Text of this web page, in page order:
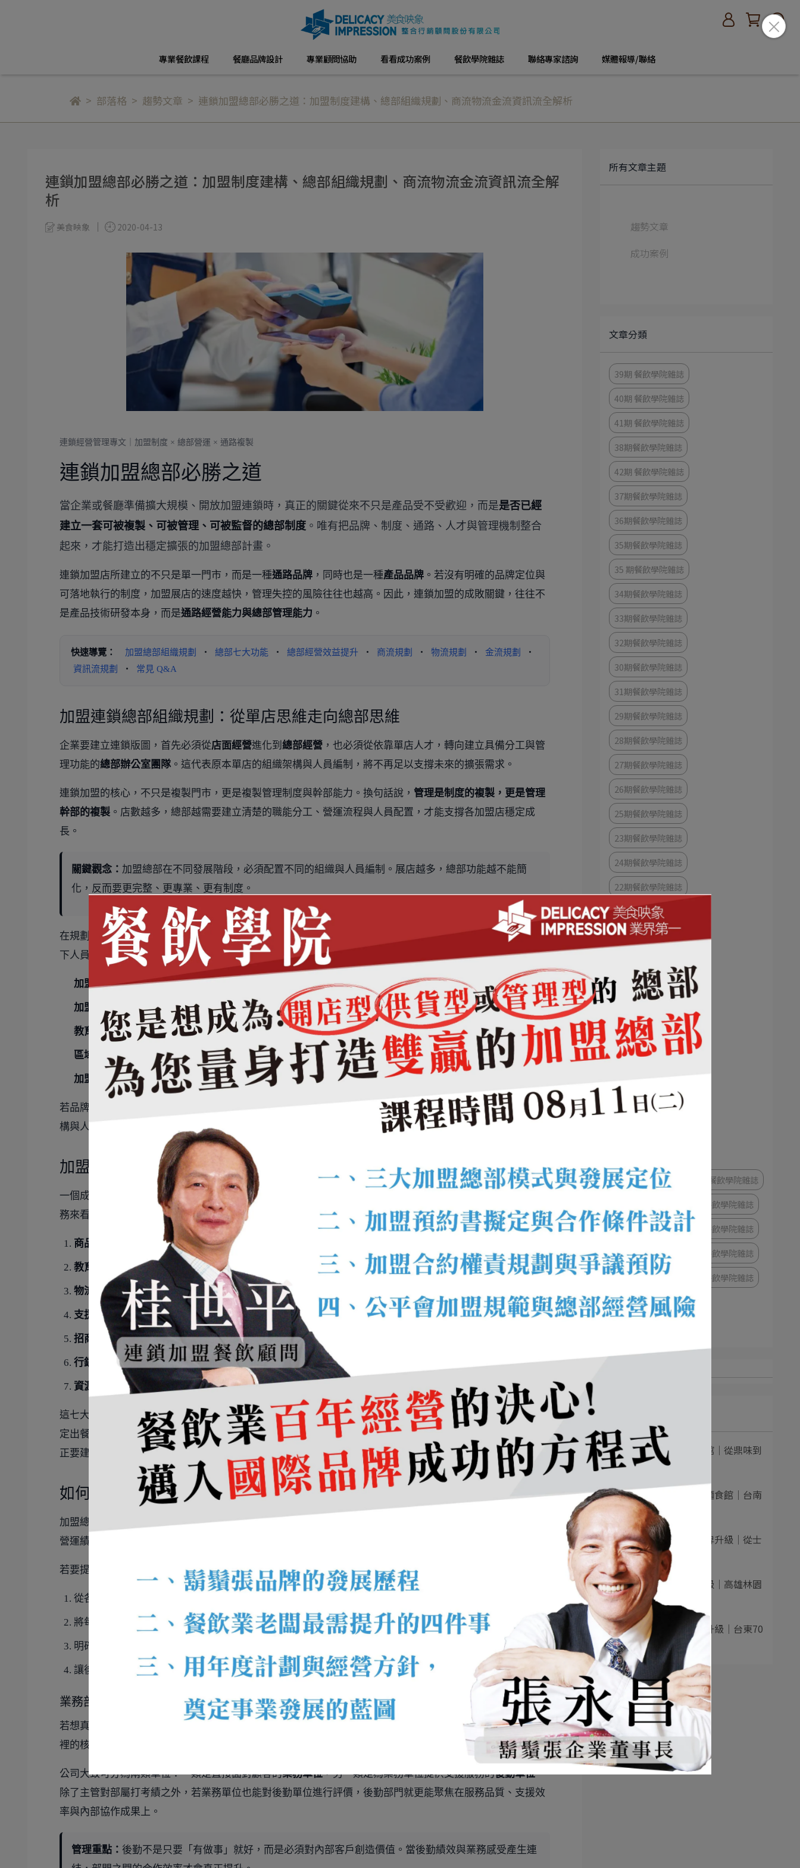
專業餐飲課程 餐廳品牌設計 專業顧問協助 看看成功案例 餐飲學院雜誌 聯絡專家諮詢 媒體報導/聯絡
部落格 趨勢文章 連鎖加盟總部必勝之道：加盟制度建構、總部組織規劃、商流物流金流資訊流全解析
連鎖加盟總部必勝之道：加盟制度建構、總部組織規劃、商流物流金流資訊流全解
析
美食映象 2020-04-13
連鎖經營管理專文｜加盟制度 × 總部營運 × 通路複製
連鎖加盟總部必勝之道
當企業或餐廳準備擴大規模、開放加盟連鎖時，真正的關鍵從來不只是產品受不受歡迎，而是是否已經
建立一套可被複製、可被管理、可被監督的總部制度 。唯有把品牌、制度、通路、人才與管理機制整合
起來，才能打造出穩定擴張的加盟總部計畫。
連鎖加盟店所建立的不只是單一門市，而是一種通路品牌 ，同時也是一種產品品牌 。若沒有明確的品牌定位與
可落地執行的制度，加盟展店的速度越快，管理失控的風險往往也越高。因此，連鎖加盟的成敗關鍵，往往不
是產品技術研發本身，而是通路經營能力與總部管理能力 。
快速導覽： 加盟總部組織規劃 ・ 總部七大功能 ・ 總部經營效益提升 ・ 商流規劃 ・ 物流規劃 ・ 金流規劃
・
資訊流規劃
・ 常見 Q&A
加盟連鎖總部組織規劃：從單店思維走向總部思維
企業要建立連鎖版圖，首先必須從店面經營進化到 總部經營 ，也必須從依靠單店人才，轉向建立具備分工與管
理功能的總部辦公室團隊 。這代表原本單店的組織架構與人員編制，將不再足以支撐未來的擴張需求。
連鎖加盟的核心，不只是複製門市，更是複製管理制度與幹部能力。換句話說， 管理是制度的複製，更是管理
幹部的複製 。店數越多，總部越需要建立清楚的職能分工、營運流程與人員配置，才能支撐各加盟店穩定成
長。
關鍵觀念： 加盟總部在不同發展階段，必須配置不同的組織與人員編制。展店越多，總部功能越不能簡
化，反而要更完整、更專業、更有制度。
在規劃總部組織架構及專業團隊時，應依據年度展店計畫，推估所需的人才培育數量與部門擴充幅度。尤其以
下人員配置，往往是加盟總部穩定運作的基礎：
加盟管理人員：負責加盟制度執行、加盟店關係維護與政策落地。
加盟業務招商人員：負責加盟招募、洽談、說明會與簽約前評估。
教育訓練人員 ：建立課程、訓練流程與加盟店人才培育機制。
區域督導輔導人員 ：負責加盟店營運督導、問題排除與績效改善。
加盟店開幕支援人員：協助新店開幕前後的實務執行與現場支援。
若品牌已進入跨區經營階段，更要開始思考
的規劃，包括設置數量、設置地點、組織架
構與人員編制，藉此提升跨區域加盟管理效率與支援速度。
加盟總部七大功能：打造可複製的連鎖系統
一個成熟的加盟總部，不應只是行政窗口，而應同時具備多項關鍵功能，才能讓加盟體系真正穩定運作。依實
務來看，加盟總部通常需涵蓋以下七大功能：
商品開發 ：負責商品策略、更新規劃與品牌競爭力維持。
教育訓練 ：建立標準作業訓練流程，確保加盟店執行一致性。
物流配送 ：負責原物料、設備與營運物資的穩定供應。
支援輔導 ：協助加盟店在營運、管理、活動與現場問題上的改善。
招商推廣 ：建立加盟開發流程，持續擴張品牌版圖。
行銷宣傳 ：整合品牌活動、門市曝光與消費者溝通策略。
資源整合 ：整合供應商、系統商、顧問與各項外部合作資源。
這七大功能彼此之間並非獨立存在，而是環環相扣。舉例來說，商品開發若沒有物流配送配合，加盟店很難穩
定出餐；招商推廣若沒有教育訓練與支援輔導支撐，加盟店很容易在開店後出現落差。因此，連鎖加盟總部真
正要建立的是一套 跨部門整合、可長期複製 的營運系統。
如何提升加盟總部經營效益：部門不是成本，而是利潤中心
加盟總部若要提升經營效益，不能只停留在部門分工，而是要進一步統合各部門戰力，讓每個部門都能為整體
營運績效負責。這種思維能幫助總部從「支援型組織」升級為「經營型組織」。
若要提升總部營運效益，可從以下幾個方向著手：
從各部門的營運績效著手，建立量化檢視標準。
將每個部門都視為 獨立的利潤中心，而非純粹支出單位。
明確計算每個部門的收入、貢獻與成本結構。
讓後勤部門擁有明確的公司內部客戶，提升支援品質與服務意識。
業務部門可以對後勤單位打考績
若想真正提升各部門的經營績效，員工考績就不應只由直屬主管評定，而應納入公司其他單位的評價機制。這
裡的核心概念就是
公司大致可分為兩類單位：一類是直接面對顧客的業務單位，另一類是為業務單位提供支援服務的後勤單位。
除了主管對部屬打考績之外，若業務單位也能對後勤單位進行評價，後勤部門就更能聚焦在服務品質、支援效
率與內部協作成果上。
管理重點： 後勤不是只要「有做事」就好，而是必須對內部客戶創造價值。當後勤績效與業務感受產生連
所有文章主題
趨勢文章
成功案例
文章分類
39期 餐飲學院雜誌
40期 餐飲學院雜誌
41期 餐飲學院雜誌
38期餐飲學院雜誌
42期 餐飲學院雜誌
37期餐飲學院雜誌
36期餐飲學院雜誌
35期餐飲學院雜誌
35 期餐飲學院雜誌
34期餐飲學院雜誌
33期餐飲學院雜誌
32期餐飲學院雜誌
30期餐飲學院雜誌
31期餐飲學院雜誌
29期餐飲學院雜誌
28期餐飲學院雜誌
27期餐飲學院雜誌
26期餐飲學院雜誌
25期餐飲學院雜誌
23期餐飲學院雜誌
24期餐飲學院雜誌
22期餐飲學院雜誌
21期餐飲學院雜誌
20期餐飲學院雜誌
18 期餐飲學院雜誌
16期餐飲學院雜誌
15期餐飲學院雜誌
13期餐飲學院雜誌
10期餐飲學院雜誌
9期餐飲學院雜誌
7期餐飲學院雜誌
6期餐飲學院雜誌
5期餐飲學院雜誌
4期餐飲學院雜誌
3期餐飲學院雜誌
2期餐飲學院雜誌
1期餐飲學院雜誌
43期餐飲學院雜誌
1
一面之緣襄楚麵食館｜從鼎味到
情感型品牌：⋯
2 合旺鍋貼・水餃・麵食館｜台南
老店品牌化升⋯
3 不萊梅義大利麵品牌升級｜從士
林創始店出發⋯
4 小月半麦面品牌升級｜高雄林園
最漂亮的麵食⋯
5 老東台米苔目品牌升級｜台東70
年老店再造⋯